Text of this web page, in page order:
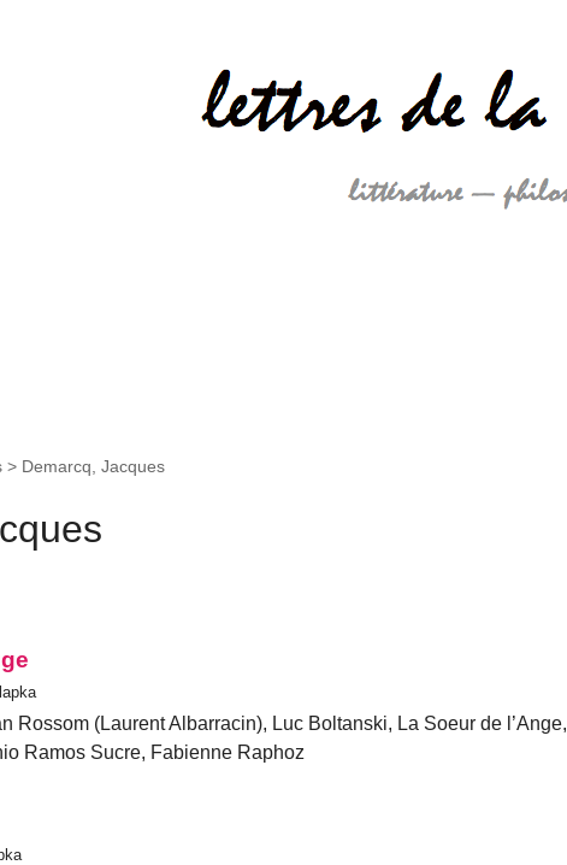
> Demarcq, Jacques
Rossom (Laurent Albarracin), Luc Boltanski, La Soeur de l’Ange,
Ramos Sucre, Fabienne Raphoz